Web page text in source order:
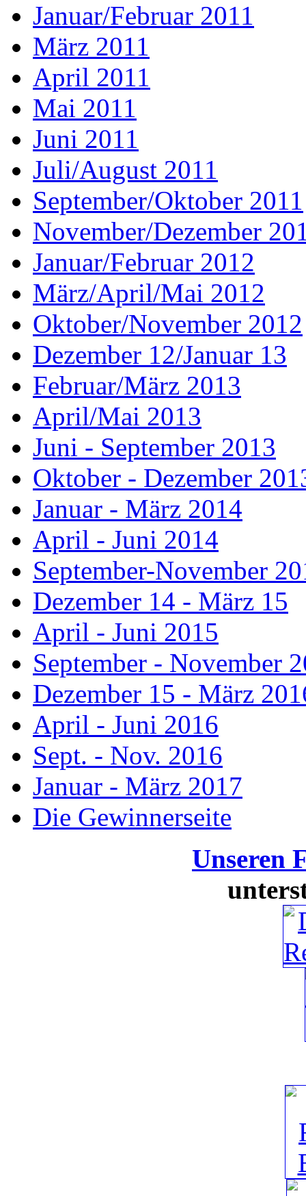
Januar/Februar 2011
März 2011
April 2011
Mai 2011
Juni 2011
Juli/August 2011
September/Oktober 2011
November/Dezember
Januar/Februar 2012
März/April/Mai 2012
Oktober/November 2012
Dezember 12/Januar 13
Februar/März 2013
April/Mai 2013
Juni - September 2013
Oktober - Dezember
Januar - März 2014
April - Juni 2014
September-November
Dezember 14 - März 15
April - Juni 2015
September - November
Dezember 15 - März
April - Juni 2016
Sept. - Nov. 2016
Januar - März 2017
Die Gewinnerseite
Unseren